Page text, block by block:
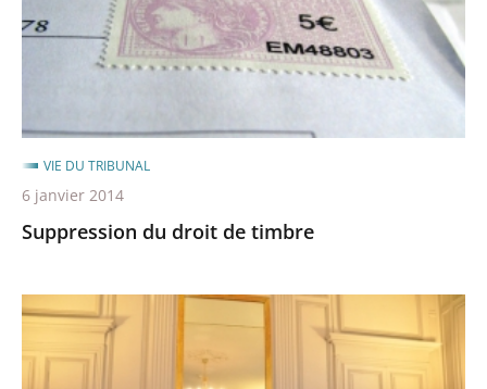
Suppression du droit de timbre
VIE DU TRIBUNAL
6 janvier 2014
Une
convention